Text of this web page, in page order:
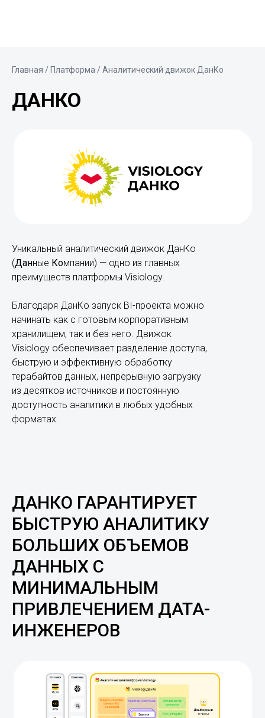
Главная / Платформа / Аналитический движок ДанКо
ДАНКО
Уникальный аналитический движок ДанКо
(Данные Компании) — одно из главных
преимуществ платформы Visiology.
Благодаря ДанКо запуск BI-проекта можно
начинать как с готовым корпоративным
хранилищем, так и без него. Движок
Visiology обеспечивает разделение доступа,
быструю и эффективную обработку
терабайтов данных, непрерывную загрузку
из десятков источников и постоянную
доступность аналитики в любых удобных
форматах.
ДАНКО ГАРАНТИРУЕТ
БЫСТРУЮ АНАЛИТИКУ
БОЛЬШИХ ОБЪЕМОВ
ДАННЫХ С
МИНИМАЛЬНЫМ
ПРИВЛЕЧЕНИЕМ ДАТА-
ИНЖЕНЕРОВ